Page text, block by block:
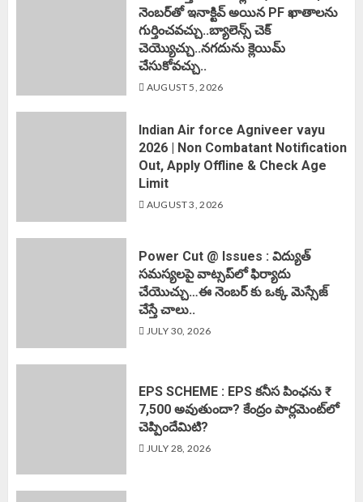
నెంబర్‌తో ఇనాక్టివ్ అయిన PF ఖాతాలను
గుర్తించవచ్చు..బ్యాలెన్స్ చెక్
చెయ్యొచ్చు..నగదును క్లెయిమ్
చేసుకోవచ్చు..
AUGUST 5, 2026
Indian Air force Agniveer vayu
2026 | Non Combatant Notification
Out, Apply Offline & Check Age
Limit
AUGUST 3, 2026
Power Cut @ Issues : విద్యుత్
సమస్యలపై వాట్సప్‌లో ఫిర్యాదు
చేయొచ్చు…ఈ నెంబర్ కు ఒక్క మెస్సేజ్
చేస్తే చాలు..
JULY 30, 2026
EPS SCHEME : EPS కనీస పింఛను ₹
7,500 అవుతుందా? కేంద్రం పార్లమెంట్‌లో
చెప్పిందేమిటి?
JULY 28, 2026